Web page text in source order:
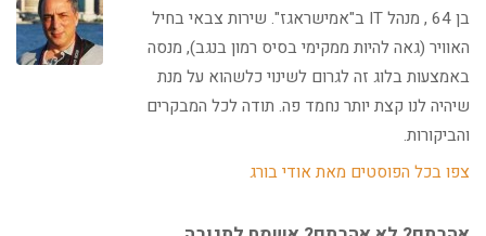
בן 64 , מנהל IT ב"אמישראגז". שירות צבאי בחיל
האוויר (גאה להיות ממקימי בסיס רמון בנגב), מנסה
באמצעות בלוג זה לגרום לשינוי כלשהוא על מנת
שיהיה לנו קצת יותר נחמד פה. תודה לכל המבקרים
והביקורות.
צפו בכל הפוסטים מאת אודי בורג